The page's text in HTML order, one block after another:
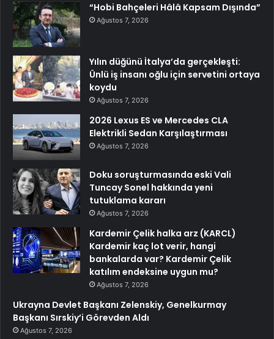
“Hobi Bahçeleri Hâlâ Kapsam Dışında”
Ağustos 7, 2026
Yılın düğünü İtalya’da gerçekleşti:
Ünlü iş insanı oğlu için servetini ortaya
koydu
Ağustos 7, 2026
2026 Lexus ES ve Mercedes CLA
Elektrikli Sedan Karşılaştırması
Ağustos 7, 2026
Doku soruşturmasında eski Vali
Tuncay Sonel hakkında yeni
tutuklama kararı
Ağustos 7, 2026
Kardemir Çelik halka arz (KARCL)
Kardemir kaç lot verir, hangi
bankalarda var? Kardemir Çelik
katılım endeksine uygun mu?
Ağustos 7, 2026
Ukrayna Devlet Başkanı Zelenskiy, Genelkurmay
Başkanı Sırskiy’i Görevden Aldı
Ağustos 7, 2026